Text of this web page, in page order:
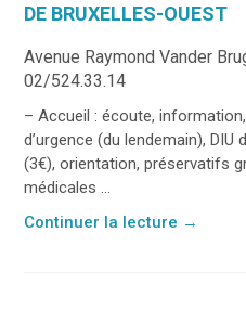
DE BRUXELLES-OUEST
Avenue Raymond Vander
02/524.33.14
– Accueil : écoute,
d’urgence (du lendemain),
(3€), orientation, préservatifs
médicales ...
Continuer la lecture →